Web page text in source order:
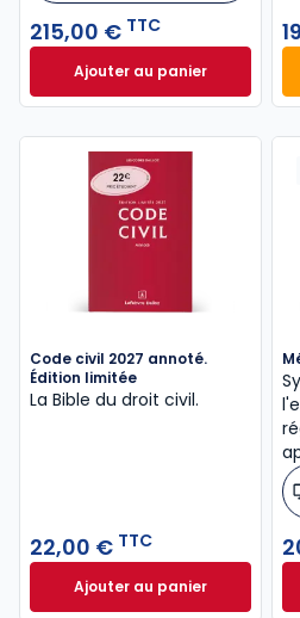
215,00 € TTC
Ajouter au panier
Mémento Fiscal
Code civil 2027 annoté.
Édition limitée
La Bible du droit civil.
22,00 € TTC
Ajouter au panier
Code civil 2027